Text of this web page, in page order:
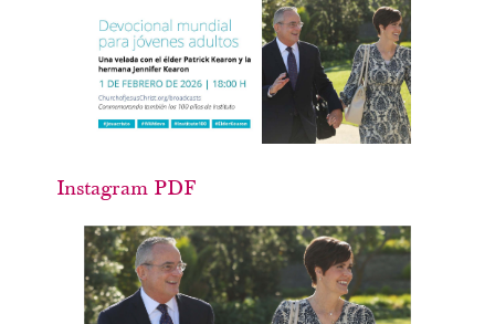
Instagram PDF